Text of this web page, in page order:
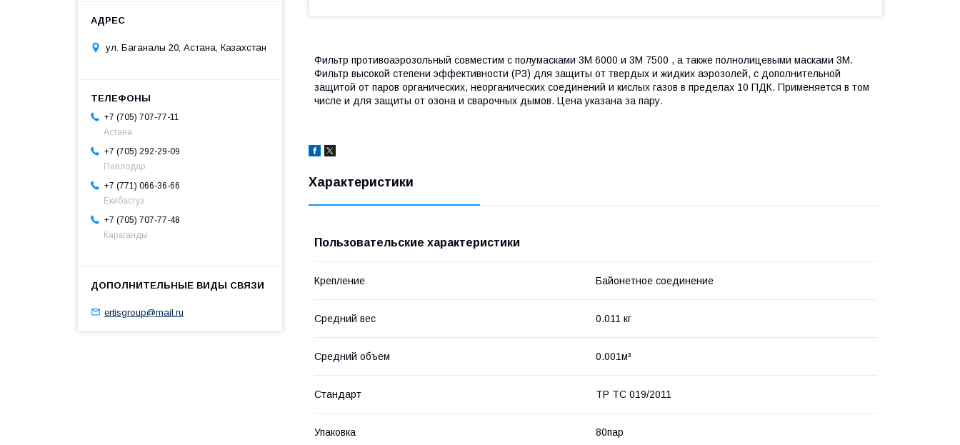
Фильтр противоаэрозольный совместим с полумасками 3M 6000 и 3M 7500 , а также полнолицевыми масками 3M.
Фильтр высокой степени эффективности (P3) для защиты от твердых и жидких аэрозолей, с дополнительной
защитой от паров органических, неорганических соединений и кислых газов в пределах 10 ПДК. Применяется в том
числе и для защиты от озона и сварочных дымов. Цена указана за пару.
Характеристики
Пользовательские характеристики
Крепление Байонетное соединение
Средний вес 0.011 кг
Средний объем 0.001м³
Стандарт ТР ТС 019/2011
Упаковка 80пар
ул. Баганалы 20, Астана, Казахстан
+7 (705) 707-77-11
Астана
+7 (705) 292-29-09
Павлодар
+7 (771) 066-36-66
Екибастуз
+7 (705) 707-77-48
Караганды
ertisgroup@mail.ru